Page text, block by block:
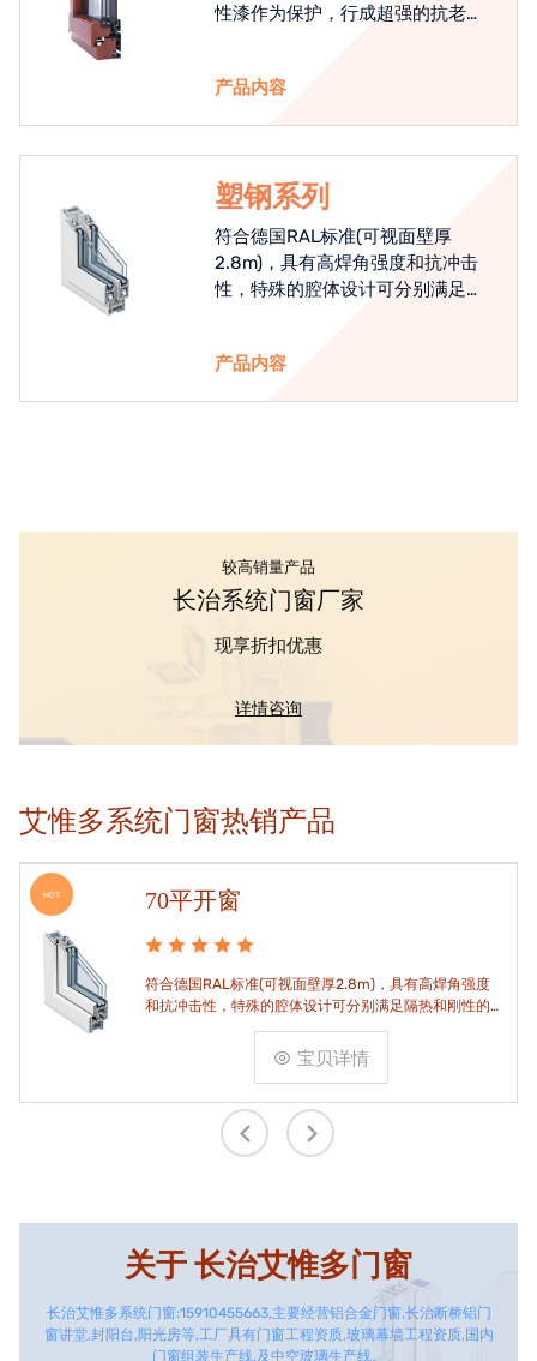
性漆作为保护，行成超强的抗老化
产品内容
塑钢系列
符合德国RAL标准(可视面壁厚
2.8m)，具有高焊角强度和抗冲击
性，特殊的腔体设计可分别满足隔
产品内容
较高销量产品
长治系统门窗厂家
现享折扣优惠
详情咨询
艾惟多系统门窗热销产品
HOT 70平开窗
符合德国RAL标准(可视面壁厚2.8m)，具有高焊角强度
和抗冲击性，特殊的腔体设计可分别满足隔热和刚性的
宝贝详情
关于长治艾惟多门窗
长治艾惟多系统门窗:15910455663,主要经营铝合金门窗,长治断桥铝门
窗讲堂,封阳台,阳光房等,工厂具有门窗工程资质,玻璃幕墙工程资质,国内
门窗组装生产线,及中空玻璃生产线。